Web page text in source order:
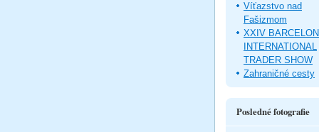
Víťazstvo nad
Fašizmom
XXIV
INTERNATIONAL
TRADER SHOW
Zahraničné cesty
Posledné fotografie